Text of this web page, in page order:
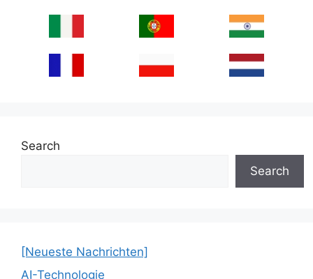
Search
Search
[Neueste Nachrichten]
AI-Technologie